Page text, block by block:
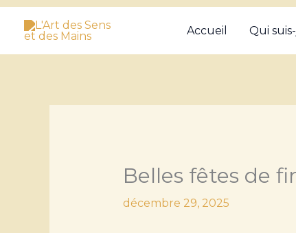
contenu
Accueil Qui
Belles fêtes de
décembre 29, 2025